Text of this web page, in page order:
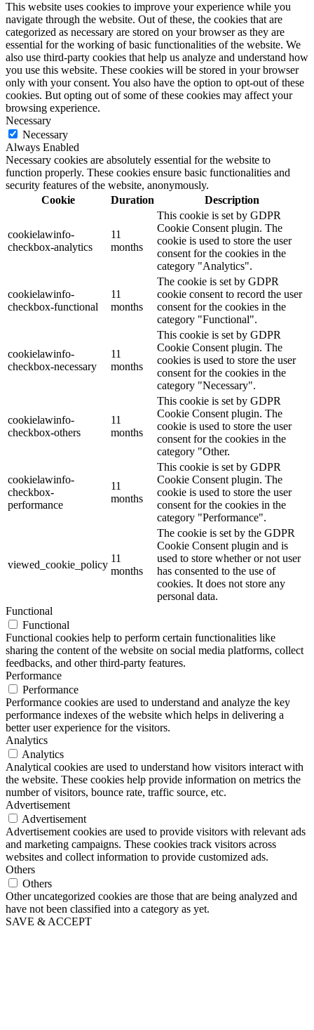
This website uses cookies to improve your experience while you
navigate through the website. Out of these, the cookies that are
categorized as necessary are stored on your browser as they are
essential for the working of basic functionalities of the website. We
also use third-party cookies that help us analyze and understand how
you use this website. These cookies will be stored in your browser
only with your consent. You also have the option to opt-out of these
cookies. But opting out of some of these cookies may affect your
browsing experience.
Necessary
Necessary
Always Enabled
Necessary cookies are absolutely essential for the website to
function properly. These cookies ensure basic functionalities and
security features of the website, anonymously.
Cookie
Duration Description
cookielawinfo-
checkbox-analytics
11
months
This cookie is set by GDPR
Cookie Consent plugin. The
cookie is used to store the user
consent for the cookies in the
category "Analytics".
cookielawinfo-
checkbox-functional
11
months
The cookie is set by GDPR
cookie consent to record the user
consent for the cookies in the
category "Functional".
cookielawinfo-
checkbox-necessary
11
months
This cookie is set by GDPR
Cookie Consent plugin. The
cookies is used to store the user
consent for the cookies in the
category "Necessary".
cookielawinfo-
checkbox-others
11
months
This cookie is set by GDPR
Cookie Consent plugin. The
cookie is used to store the user
consent for the cookies in the
category "Other.
cookielawinfo-
checkbox-
performance
11
months
This cookie is set by GDPR
Cookie Consent plugin. The
cookie is used to store the user
consent for the cookies in the
category "Performance".
viewed_cookie_policy
11
months
The cookie is set by the GDPR
Cookie Consent plugin and is
used to store whether or not user
has consented to the use of
cookies. It does not store any
personal data.
Functional
Functional
Functional cookies help to perform certain functionalities like
sharing the content of the website on social media platforms, collect
feedbacks, and other third-party features.
Performance
Performance
Performance cookies are used to understand and analyze the key
performance indexes of the website which helps in delivering a
better user experience for the visitors.
Analytics
Analytics
Analytical cookies are used to understand how visitors interact with
the website. These cookies help provide information on metrics the
number of visitors, bounce rate, traffic source, etc.
Advertisement
Advertisement
Advertisement cookies are used to provide visitors with relevant ads
and marketing campaigns. These cookies track visitors across
websites and collect information to provide customized ads.
Others
Others
Other uncategorized cookies are those that are being analyzed and
have not been classified into a category as yet.
SAVE & ACCEPT